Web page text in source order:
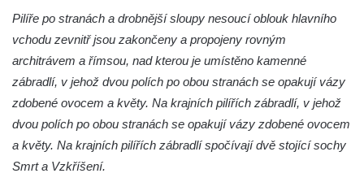
Pamětní deska Vojtěcha Kocmicha na
domě čp. 37 v ulici Betlém v Římově
Pomník na paměť zrušení roboty v Plavu
Socha vodníka v Plavu
Socha svatého Jana Nepomuckého v
Třebušíně
Pamětní deska Johanna Nepomuka
Pilíře po stranách a drobnější sloupy nesoucí oblouk hlavního
vchodu zevnitř jsou zakončeny a propojeny rovným
architrávem a římsou, nad kterou je umístěno kamenné
zábradlí, v jehož dvou polích po obou stranách se opakují vázy
zdobené ovocem a květy. Na krajních pilířích zábradlí, v jehož
dvou polích po obou stranách se opakují vázy zdobené ovocem
a květy. Na krajních pilířích zábradlí spočívají dvě stojící sochy
Smrt a Vzkříšení.